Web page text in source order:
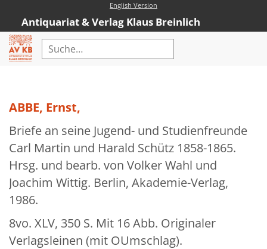
English Version
Antiquariat & Verlag Klaus Breinlich
Kataloge
Neubücher
AVKB-Edition
Buchempfehlungen
ABBE, Ernst,
Briefe an seine Jugend- und Studienfreunde
Carl Martin und Harald Schütz 1858-1865.
Hrsg. und bearb. von Volker Wahl und
Joachim Wittig. Berlin, Akademie-Verlag,
1986.
8vo. XLV, 350 S. Mit 16 Abb. Originaler
Verlagsleinen (mit OUmschlag).